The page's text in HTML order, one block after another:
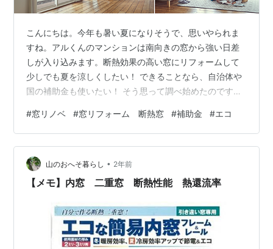
こんにちは。今年も暑い夏になりそうで、思いやられま
すね。アルくんのマンションは南向きの窓から強い日差
しが入り込みます。断熱効果の高い窓にリフォームして
少しでも夏を涼しくしたい！ できることなら、自治体や
国の補助金も使いたい！ そう思って調べ始めたのです
分用のメモとして、ポイントをまとめてみることにしま
した。 【やりたいこと】南側の大きな窓から入る熱気・
太陽光を和らげたい 【窓の種類】 【窓断熱リフォームの
種類】 リフォーム①ガラス交換 リフォーム②カバー工
法 リフォーム③内窓設置（二重窓、二重サッシ） 補助
#窓リノベ #窓リフォーム 断熱窓 #補助金 #エコ
山のおへそ暮らし • 2年前
【メモ】内窓 二重窓 断熱性能 熱還流率